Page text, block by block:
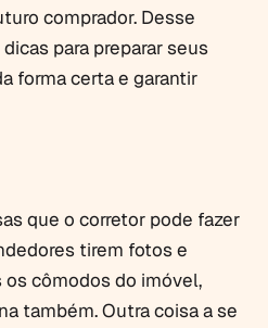
comprador. Desse
para preparar seus
forma certa e garantir
que o corretor pode fazer
tirem fotos e
cômodos do imóvel,
também. Outra coisa a se